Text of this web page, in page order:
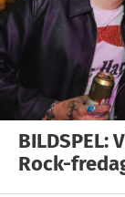
Rock-